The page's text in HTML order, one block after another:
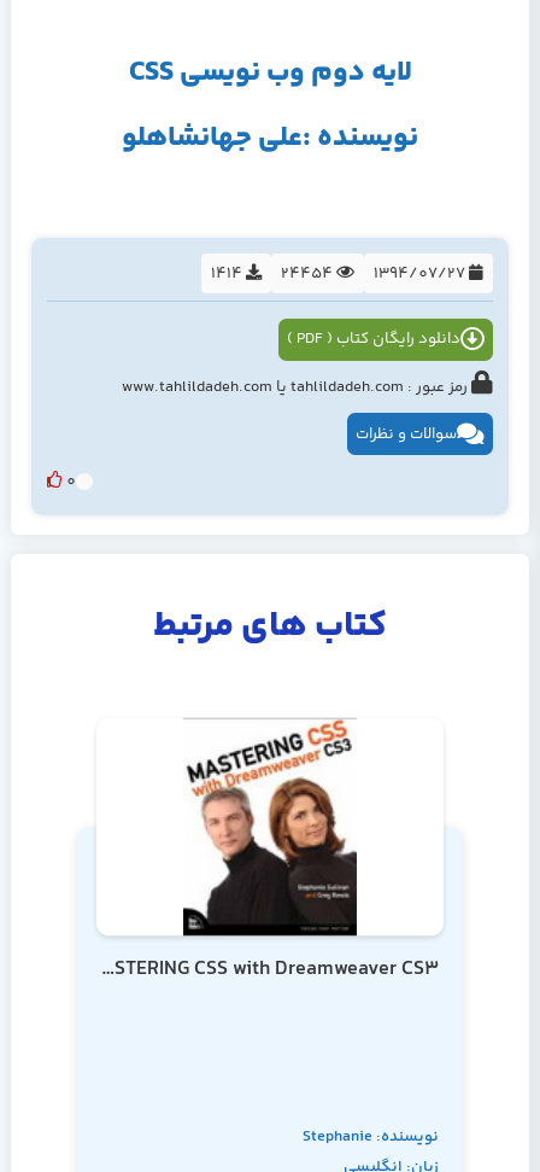
لایه دوم وب نویسی CSS
نویسنده :علی جهانشاهلو
1394/07/27
1414
دانلود رایگان کتاب ( PDF )
رمز عبور : tahlildadeh.com یا www.tahlildadeh.com
سوالات و نظرات
0
کتاب های مرتبط
MASTERING CSS with Dreamweaver CS3
نویسنده: Stephanie
زبان: انگلیسی